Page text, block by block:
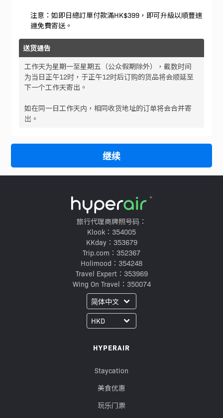
注意：如即日總訂單付款滿HK$399，即可升級以順豐速
運免費寄送。
送货通告
工作天为星期一至星期五（公众假期除外），截数时间
为当日正午12时，于正午12时后订购的货品将会顺延至
下一个工作天寄出。
如在同一日工作天内，相同收货地址的订单将会合并寄
岀。
继续
旅行代理商牌照号码：
Klook：354005
KKday：353679
Trip.com：352367
Holimood：354248
Travel Expert：353969
Wing On Travel：350074
HYPERAIR
Staycation
美食优惠
玩乐门票